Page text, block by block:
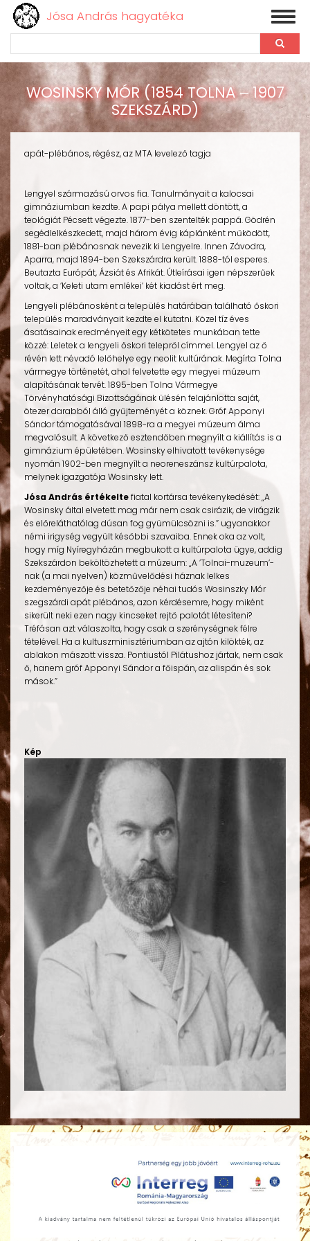
tartalomra
Jósa András hagyatéka
WOSINSKY MÓR (1854 TOLNA ‒ 1907
SZEKSZÁRD)
apát-plébános, régész, az MTA levelező tagja
Lengyel származású orvos fia. Tanulmányait a kalocsai
gimnáziumban kezdte. A papi pálya mellett döntött, a
teológiát Pécsett végezte. 1877-ben szentelték pappá. Gödrén
segédlelkészkedett, majd három évig káplánként működött,
1881-ban plébánosnak nevezik ki Lengyelre. Innen Závodra,
Aparra, majd 1894-ben Szekszárdra került. 1888-tól esperes.
Beutazta Európát, Ázsiát és Afrikát. Útleírásai igen népszerűek
voltak, a ’Keleti utam emlékei’ két kiadást ért meg.
Lengyeli plébánosként a település határában található őskori
település maradványait kezdte el kutatni. Közel tíz éves
ásatásainak eredményeit egy kétkötetes munkában tette
közzé: Leletek a lengyeli őskori telepről címmel. Lengyel az ő
révén lett névadó lelőhelye egy neolit kultúrának. Megírta Tolna
vármegye történetét, ahol felvetette egy megyei múzeum
alapításának tervét. 1895-ben Tolna Vármegye
Törvényhatósági Bizottságának ülésén felajánlotta saját,
ötezer darabból álló gyűjteményét a köznek. Gróf Apponyi
Sándor támogatásával 1898-ra a megyei múzeum álma
megvalósult. A következő esztendőben megnyílt a kiállítás is a
gimnázium épületében. Wosinsky elhivatott tevékenysége
nyomán 1902-ben megnyílt a neoreneszánsz kultúrpalota,
melynek igazgatója Wosinsky lett.
Jósa András értékeltefiatal kortársa tevékenykedését: „A
Wosinsky által elvetett mag már nem csak csirázik, de virágzik
és előreláthatólag dúsan fog gyümülcsözni is.” ugyanakkor
némi irigység vegyült későbbi szavaiba. Ennek oka az volt,
hogy míg Nyíregyházán megbukott a kultúrpalota ügye, addig
Szekszárdon beköltözhetett a múzeum: „A ’Tolnai-muzeum’-
nak (a mai nyelven) közművelődési háznak lelkes
kezdeményezője és betetőzője néhai tudós Wosinszky Mór
szegszárdi apát plébános, azon kérdésemre, hogy miként
sikerült neki ezen nagy kincseket rejtő palotát létesíteni?
Tréfásan azt válaszolta, hogy csak a szerénységnek félre
tételével. Ha a kultuszminisztériumban az ajtón kilökték, az
ablakon mászott vissza. Pontiustól Pilátushoz jártak, nem csak
ő, hanem gróf Apponyi Sándor a főispán, az alispán és sok
mások.”
Kép